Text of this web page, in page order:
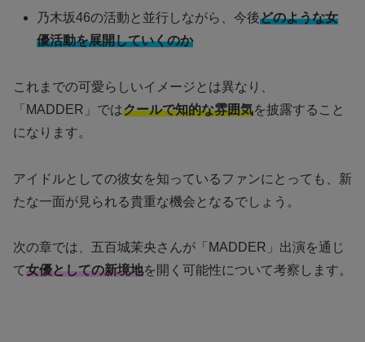
乃木坂46の活動と並行しながら、今後どのような女
優活動を展開していくのか
これまでの可愛らしいイメージとは異なり、
「MADDER」ではクールで知的な雰囲気を披露すること
になります。
アイドルとしての彼女を知っているファンにとっても、新
たな一面が見られる貴重な機会となるでしょう。
次の章では、五百城茉央さんが「MADDER」出演を通じ
て女優としての新境地を開く可能性について考察します。